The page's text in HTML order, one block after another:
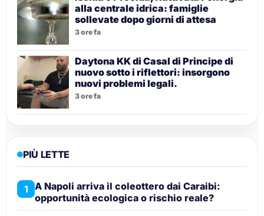
alla centrale idrica: famiglie
sollevate dopo giorni di attesa
3 ore fa
Daytona KK di Casal di Principe di
nuovo sotto i riflettori: insorgono
nuovi problemi legali.
3 ore fa
PIÙ LETTE
1 A Napoli arriva il coleottero dai Caraibi:
opportunità ecologica o rischio reale?